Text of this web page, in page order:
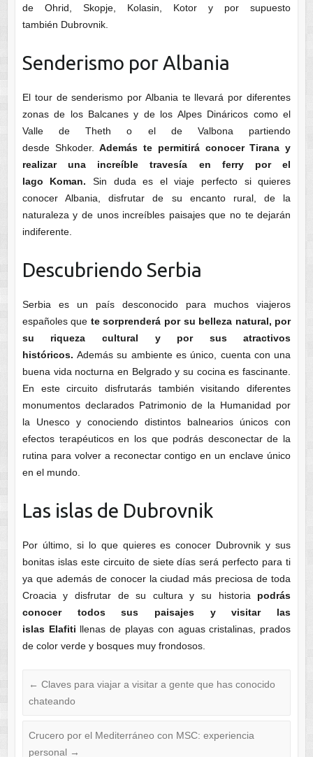
de Ohrid, Skopje, Kolasin, Kotor y por supuesto
también Dubrovnik.
Senderismo por Albania
El tour de senderismo por Albania te llevará por diferentes
zonas de los Balcanes y de los Alpes Dináricos como el
Valle de Theth o el de Valbona partiendo
desde Shkoder.Además te permitirá conocer Tirana y
realizar una increíble travesía en ferry por el
lago Koman.Sin duda es el viaje perfecto si quieres
conocer Albania, disfrutar de su encanto rural, de la
naturaleza y de unos increíbles paisajes que no te dejarán
indiferente.
Descubriendo Serbia
Serbia es un país desconocido para muchos viajeros
españoles que te sorprenderá por su belleza natural, por
su riqueza cultural y por sus atractivos
históricos. Además su ambiente es único, cuenta con una
buena vida nocturna en Belgrado y su cocina es fascinante.
En este circuito disfrutarás también visitando diferentes
monumentos declarados Patrimonio de la Humanidad por
la Unesco y conociendo distintos balnearios únicos con
efectos terapéuticos en los que podrás desconectar de la
rutina para volver a reconectar contigo en un enclave único
en el mundo.
Las islas de Dubrovnik
Por último, si lo que quieres es conocer Dubrovnik y sus
bonitas islas este circuito de siete días será perfecto para ti
ya que además de conocer la ciudad más preciosa de toda
Croacia y disfrutar de su cultura y su historia podrás
conocer todos sus paisajes y visitar las
islas Elafiti llenas de playas con aguas cristalinas, prados
de color verde y bosques muy frondosos.
← Claves para viajar a visitar a gente que has conocido
chateando
Crucero por el Mediterráneo con MSC: experiencia
personal →